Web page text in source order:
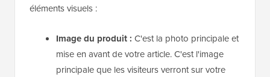
éléments visuels :
Image du produit : C'est la photo principale et
mise en avant de votre article. C'est l'image
principale que les visiteurs verront sur votre